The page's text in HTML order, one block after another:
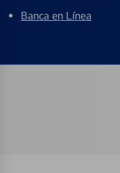
Banca en Línea